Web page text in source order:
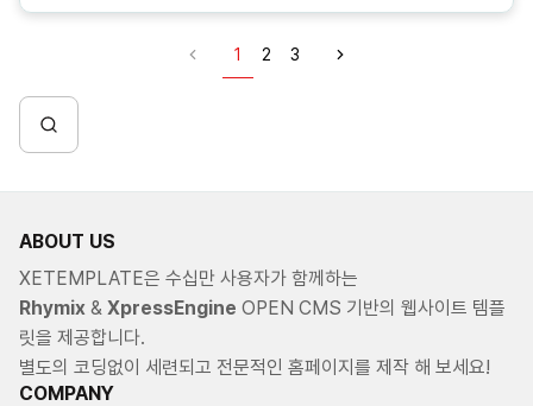
1 2 3
ABOUT US
XETEMPLATE은 수십만 사용자가 함께하는
Rhymix & XpressEngine OPEN CMS 기반의 웹사이트 템플
릿을 제공합니다.
별도의 코딩없이 세련되고 전문적인 홈페이지를 제작 해 보세요!
COMPANY